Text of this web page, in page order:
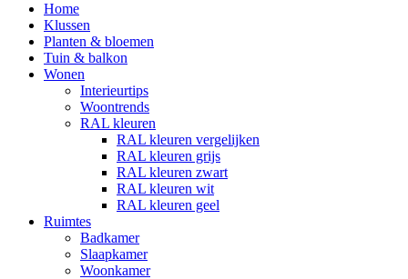
Home
Klussen
Planten & bloemen
Tuin & balkon
Wonen
Interieurtips
Woontrends
RAL kleuren
RAL kleuren vergelijken
RAL kleuren grijs
RAL kleuren zwart
RAL kleuren wit
RAL kleuren geel
Ruimtes
Badkamer
Slaapkamer
Woonkamer